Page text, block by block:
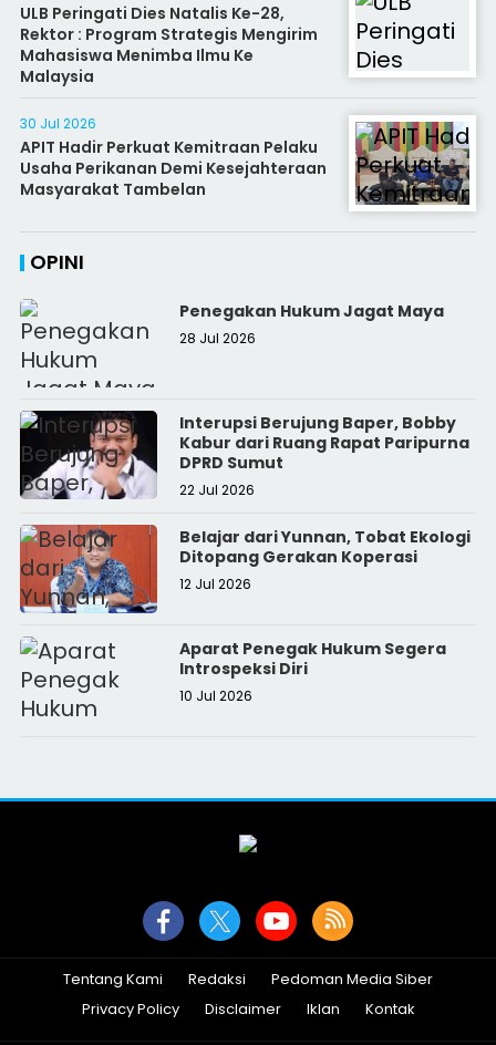
ULB Peringati Dies Natalis Ke-28,
Rektor : Program Strategis Mengirim
Mahasiswa Menimba Ilmu Ke
Malaysia
30 Jul 2026
APIT Hadir Perkuat Kemitraan Pelaku
Usaha Perikanan Demi Kesejahteraan
Masyarakat Tambelan
OPINI
Penegakan Hukum Jagat Maya
28 Jul 2026
Interupsi Berujung Baper, Bobby
Kabur dari Ruang Rapat Paripurna
DPRD Sumut
22 Jul 2026
Belajar dari Yunnan, Tobat Ekologi
Ditopang Gerakan Koperasi
12 Jul 2026
Aparat Penegak Hukum Segera
Introspeksi Diri
10 Jul 2026
Tentang Kami Redaksi
Pedoman Media Siber
Privacy Policy
Disclaimer Iklan Kontak